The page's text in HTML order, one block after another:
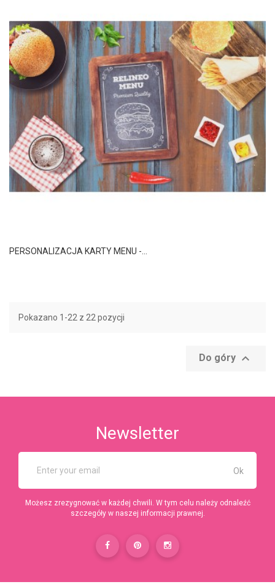
PERSONALIZACJA KARTY MENU -...
Pokazano 1-22 z 22 pozycji
Do góry 
Newsletter
Możesz zrezygnować w każdej chwili. W tym celu należy odnaleźć
szczegóły w naszej informacji prawnej.